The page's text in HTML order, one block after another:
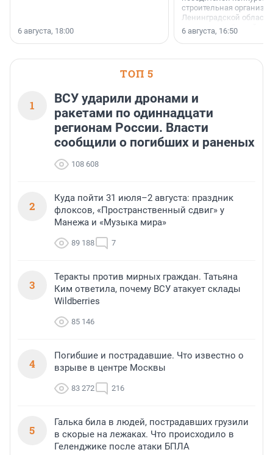
6 августа, 18:00
строительная
Ленинградской области
номинации «Самый
застройщик
области».
6 августа, 16:50
ТОП 5
1
ВСУ ударили дронами и
ракетами по одиннадцати
регионам России. Власти
сообщили о погибших и раненых
108 608
2
Куда пойти 31 июля–2 августа: праздник
флоксов, «Пространственный сдвиг» у
Манежа и «Музыка мира»
89 188 7
3
Теракты против мирных граждан. Татьяна
Ким ответила, почему ВСУ атакует склады
Wildberries
85 146
4
Погибшие и пострадавшие. Что известно о
взрыве в центре Москвы
83 272 216
5
Галька била в людей, пострадавших грузили
в скорые на лежаках. Что происходило в
Геленджике после атаки БПЛА